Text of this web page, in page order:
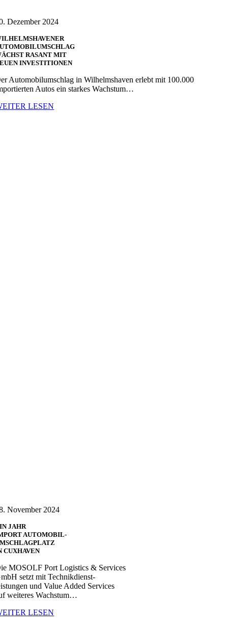
Dezember 2024
RASANT MIT
INVESTITIONEN
Automobilumschlag in Wilhelmshaven erlebt mit 100.000
Autos ein starkes Wachstum…
LESEN
November 2024
JAHR
AUTOMOBIL-
CUXHAVEN
MOSOLF Port Logistics & Services
setzt mit Technikdienst-
und Value Added Services
weiteres Wachstum…
LESEN